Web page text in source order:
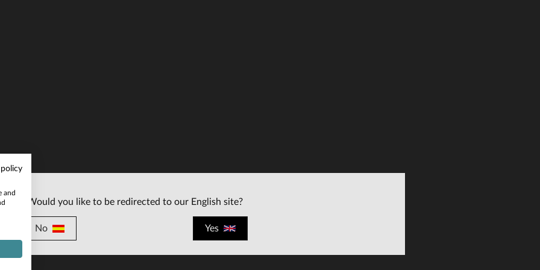
Would you like to be redirected to our English site?
No Yes
policy
and